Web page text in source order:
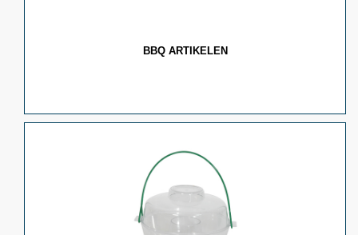
BBQ ARTIKELEN